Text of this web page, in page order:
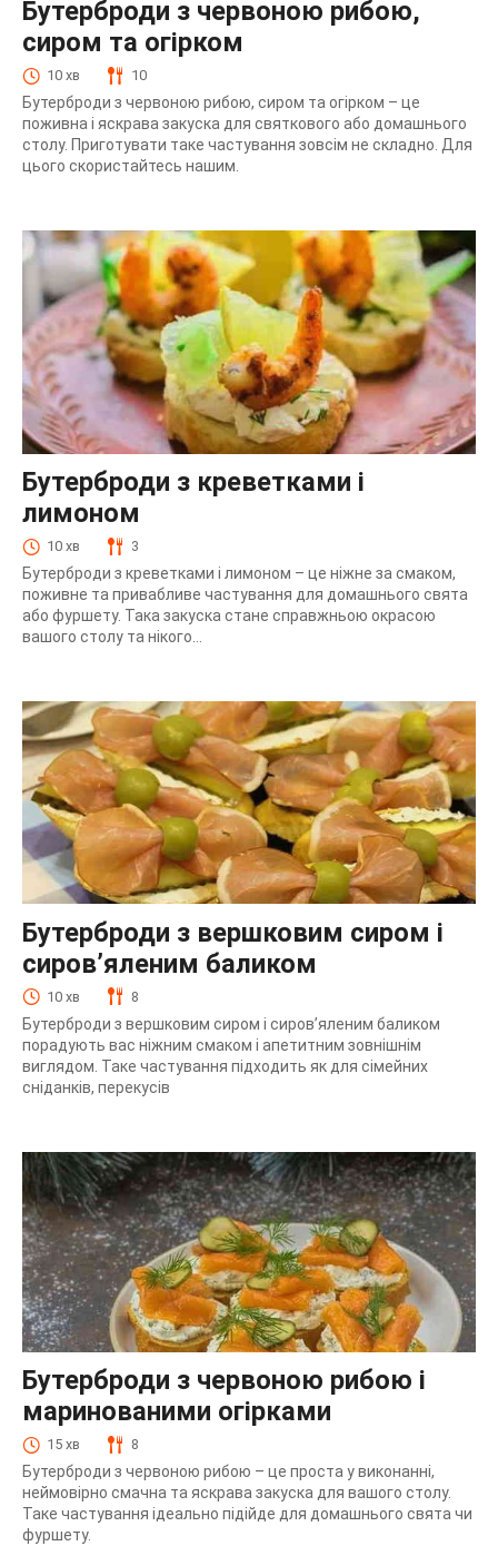
Бутерброди з червоною рибою,
сиром та огірком
10 хв 10
Бутерброди з червоною рибою, сиром та огірком – це
поживна і яскрава закуска для святкового або домашнього
столу. Приготувати таке частування зовсім не складно. Для
цього скористайтесь нашим.
Бутерброди з креветками і
лимоном
10 хв 3
Бутерброди з креветками і лимоном – це ніжне за смаком,
поживне та привабливе частування для домашнього свята
або фуршету. Така закуска стане справжньою окрасою
вашого столу та нікого...
Бутерброди з вершковим сиром і
сиров’яленим баликом
10 хв 8
Бутерброди з вершковим сиром і сиров’яленим баликом
порадують вас ніжним смаком і апетитним зовнішнім
виглядом. Таке частування підходить як для сімейних
сніданків, перекусів
Бутерброди з червоною рибою і
маринованими огірками
15 хв 8
Бутерброди з червоною рибою – це проста у виконанні,
неймовірно смачна та яскрава закуска для вашого столу.
Таке частування ідеально підійде для домашнього свята чи
фуршету.